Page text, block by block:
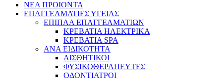
ΝΕΑ ΠΡΟΙΟΝΤΑ
ΕΠΑΓΓΕΛΜΑΤΙΕΣ ΥΓΕΙΑΣ
ΕΠΙΠΛΑ ΕΠΑΓΓΕΛΜΑΤΙΩΝ
ΚΡΕΒΑΤΙΑ ΗΛΕΚΤΡΙΚΑ
ΚΡΕΒΑΤΙΑ SPA
ΑΝΑ ΕΙΔΙΚΟΤΗΤΑ
ΑΙΣΘΗΤΙΚΟΙ
ΦΥΣΙΚΟΘΕΡΑΠΕΥΤΕΣ
ΟΔΟΝΤΙΑΤΡΟΙ